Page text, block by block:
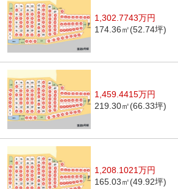
1,302.7743万円
174.36㎡(52.74坪)
1,459.4415万円
219.30㎡(66.33坪)
1,208.1021万円
165.03㎡(49.92坪)